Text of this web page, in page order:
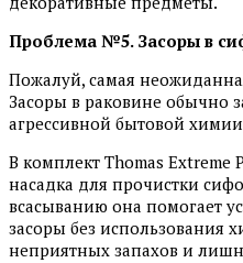
Проблема №5. Засоры в
Пожалуй, самая
Засоры в раковине обычно
агрессивной бытовой
В комплект Thomas Extreme
насадка для прочистки
всасыванию она помогает
засоры без использования
неприятных запахов и